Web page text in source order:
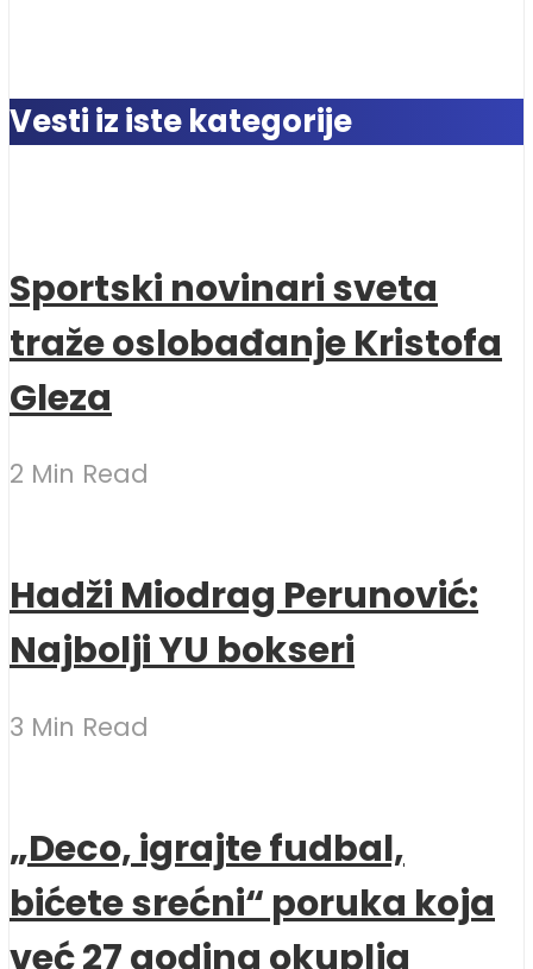
Vesti iz iste kategorije
Sportski novinari sveta
traže oslobađanje Kristofa
Gleza
2 Min Read
Hadži Miodrag Perunović:
Najbolji YU bokseri
3 Min Read
„Deco, igrajte fudbal,
bićete srećni“ poruka koja
već 27 godina okuplja